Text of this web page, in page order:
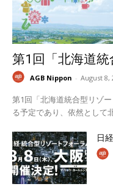
第1回「北海道統
AGB Nippon - August 8,
第1回「北海道統合型リゾ
る予定であり、依然として
日